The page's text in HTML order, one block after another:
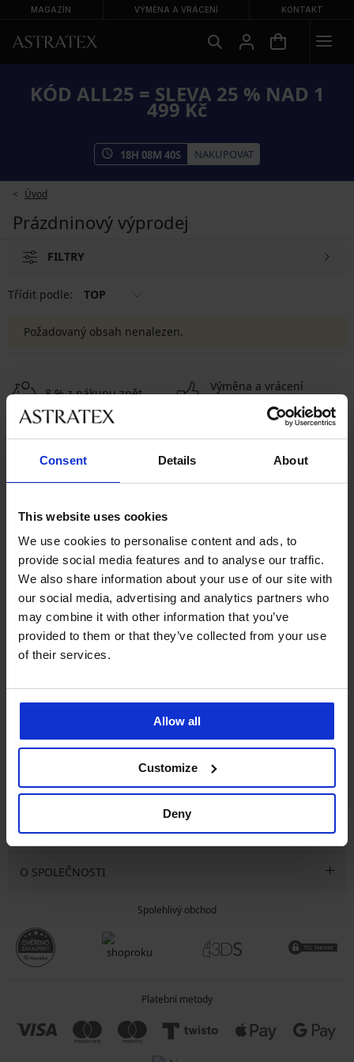
Consent Details About
This website uses cookies
We use cookies to personalise content and ads, to
provide social media features and to analyse our traffic.
We also share information about your use of our site with
our social media, advertising and analytics partners who
may combine it with other information that you’ve
provided to them or that they’ve collected from your use
of their services.
Allow all
Customize
Deny
MAGAZÍN VÝMĚNA A VRÁCENÍ KONTAKT
KÓD ALL25 = SLEVA 25 % NAD 1
499 Kč
18H 08M 40S NAKUPOVAT
Úvod
Prázdninový výprodej
FILTRY
Třídit podle: TOP
Požadovaný obsah nenalezen.
8 % z nákupu zpět
Výměna a vrácení
Chytrý průvodce
Zákaznická podpora
V pracovních dnech od 8:00 do 17:00
491 204 304
info@astratex.cz
Newsletter
Nenechte si ujít žádnou slevu.
CHCI ODEBÍRAT
SLUŽBY ZÁKAZNÍKŮM
OBECNÉ INFORMACE
O SPOLEČNOSTI
Spolehlivý obchod
Platební metody